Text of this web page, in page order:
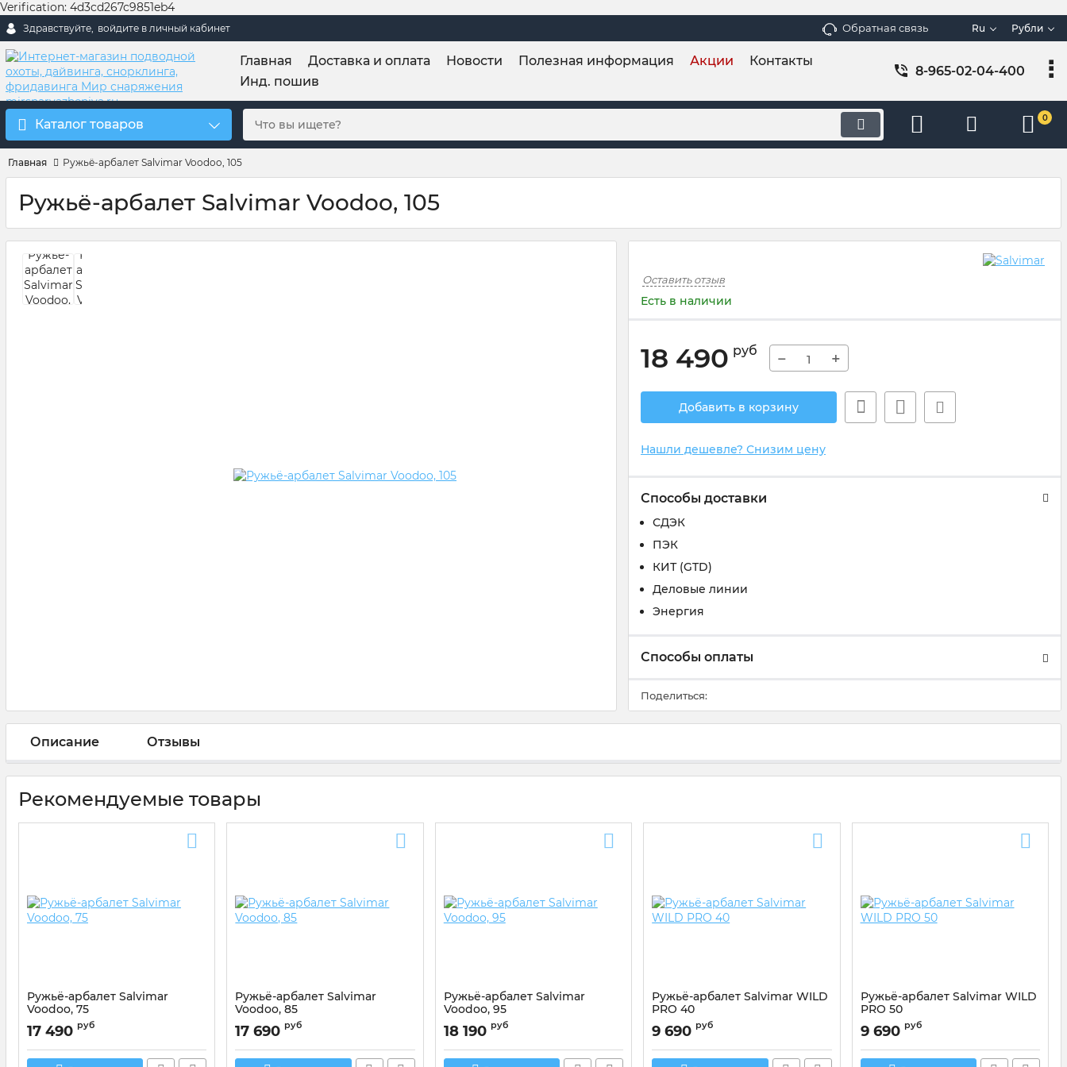
Verification: 4d3cd267c9851eb4
Здравствуйте, войдите в личный кабинет Обратная связь Ru Рубли
Главная Доставка и оплата Новости Полезная информация Акции
Контакты
Инд. пошив
8-965-02-04-400
Каталог товаров 0
Главная Ружьё-арбалет Salvimar Voodoo, 105
Ружьё-арбалет Salvimar Voodoo, 105
Оставить отзыв
Есть в наличии
18 490 руб − +
Добавить в корзину
Нашли дешевле? Снизим цену
Способы доставки
СДЭК
ПЭК
КИТ (GTD)
Деловые линии
Энергия
Способы оплаты
Поделиться:
Описание Отзывы
Рекомендуемые товары
Ружьё-арбалет Salvimar
Voodoo, 75
17 490 руб
Ружьё-арбалет Salvimar
Voodoo, 85
17 690 руб
Ружьё-арбалет Salvimar
Voodoo, 95
18 190 руб
Ружьё-арбалет Salvimar WILD
PRO 40
Артикул: 300WP40
9 690 руб
Ружьё-арбалет Salvimar WILD
PRO 50
Артикул: 300WP50
9 690 руб